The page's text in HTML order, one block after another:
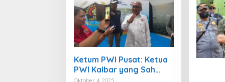
Ketum PWI Pusat: Ketua
PWI Kalbar yang Sah
adalah Kundori
Oktober 4, 2025